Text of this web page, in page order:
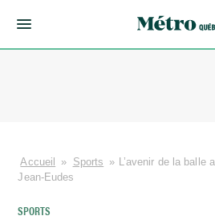
Accueil » Sports » L’avenir de la balle
Jean-Eudes
SPORTS